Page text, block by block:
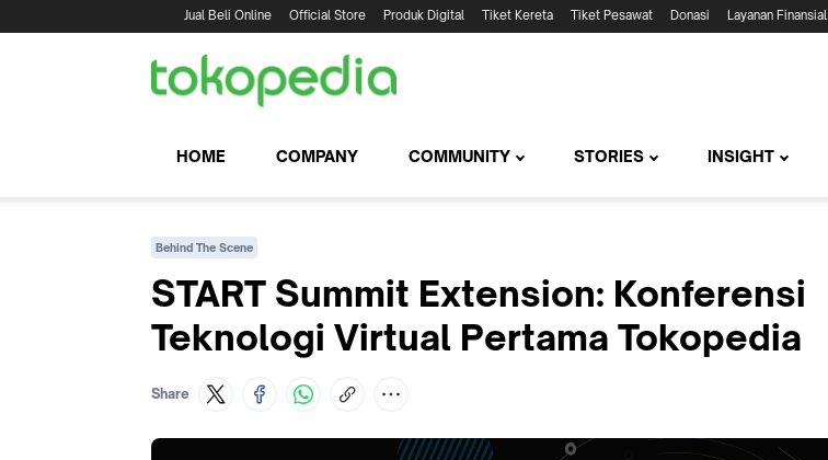
Jual Beli Online Official Store Produk Digital Tiket Kereta Tiket Pesawat Donasi Layanan Finansial
HOME COMPANY COMMUNITY STORIES INSIGHT
Behind The Scene
START Summit Extension: Konferensi
Teknologi Virtual Pertama Tokopedia
Share